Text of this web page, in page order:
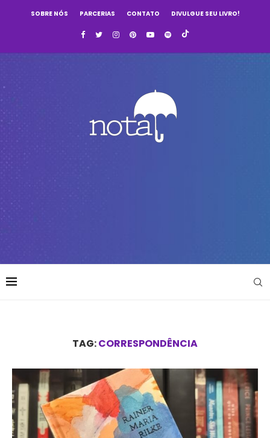
SOBRE NÓS PARCERIAS CONTATO DIVULGUE SEU LIVRO!
TAG:CORRESPONDÊNCIA